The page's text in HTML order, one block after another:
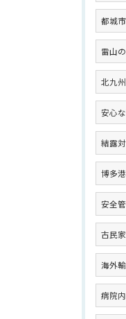
都城市
雷山
北九州
安心
結露
博多港
安全
古民家
海外
病院内